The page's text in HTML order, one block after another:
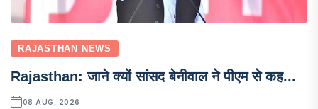
RAJASTHAN NEWS
Rajasthan: जाने क्यों सांसद बेनीवाल ने पीएम से कह...
08 AUG, 2026